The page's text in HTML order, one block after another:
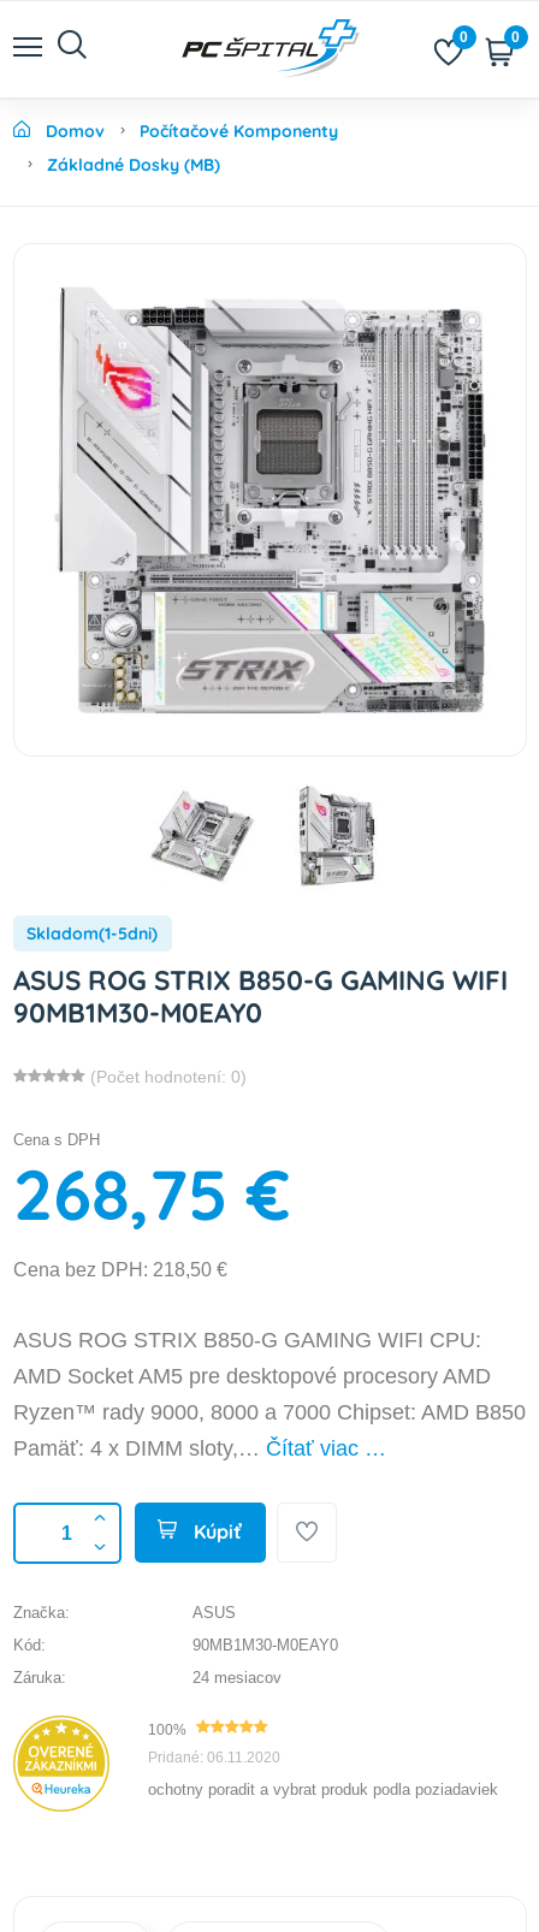
0 0
Domov
Počítačové Komponenty
Základné Dosky (MB)
Skladom(1-5dni)
ASUS ROG STRIX B850-G GAMING WIFI
90MB1M30-M0EAY0
(Počet hodnotení: 0)
Cena s DPH
268,75 €
Cena bez DPH: 218,50 €
ASUS ROG STRIX B850-G GAMING WIFI CPU:
AMD Socket AM5 pre desktopové procesory AMD
Ryzen™ rady 9000, 8000 a 7000 Chipset: AMD B850
Pamäť: 4 x DIMM sloty,… Čítať viac …
Kúpiť
Značka:
ASUS
Kód:
90MB1M30-M0EAY0
Záruka:
24 mesiacov
100%
Pridané: 06.11.2020
ochotny poradit a vybrat produk podla poziadaviek